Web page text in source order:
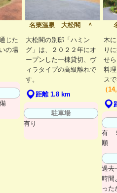
じた
の場
名栗温泉 大松閣 ＾
大松閣の別邸「ハミン
グ」は、２０２２年にオ
ープンした一棟貸切、ヴ
ィラタイプの高級離れで
す。
距離 1.8 km
駐車場
有り
木
り
せ
料
ス
（
有
順
過去
時間
った